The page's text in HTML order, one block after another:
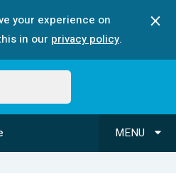
your experience on
in our privacy policy.
MENU